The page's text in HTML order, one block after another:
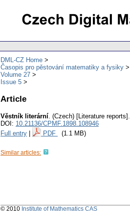
DML-CZ Home
Časopis pro pěstování matematiky a fysiky
Volume 27
Issue 5
Article
Věstník literární. (Czech) [Literature reports].
DOI: 10.21136/CPMF.1898.108946
Full entry
PDF (1.1 MB)
Similar articles:
© 2010 Institute of Mathematics CAS